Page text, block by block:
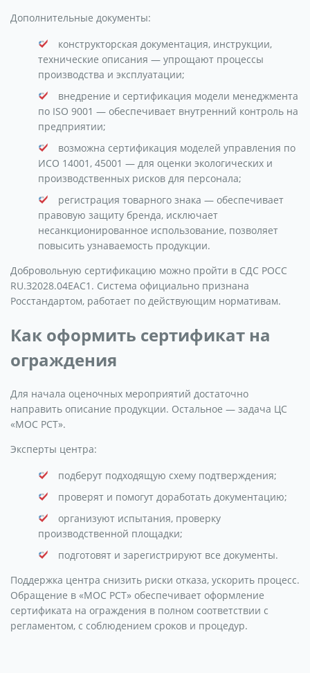
Дополнительные документы:
конструкторская документация, инструкции,
технические описания — упрощают процессы
производства и эксплуатации;
внедрение и сертификация модели менеджмента
по ISO 9001 — обеспечивает внутренний контроль на
предприятии;
возможна сертификация моделей управления по
ИСО 14001, 45001 — для оценки экологических и
производственных рисков для персонала;
регистрация товарного знака — обеспечивает
правовую защиту бренда, исключает
несанкционированное использование, позволяет
повысить узнаваемость продукции.
Добровольную сертификацию можно пройти в СДС РОСС
RU.З2028.04ЕАС1. Система официально признана
Росстандартом, работает по действующим нормативам.
Как оформить сертификат на
ограждения
Для начала оценочных мероприятий достаточно
направить описание продукции. Остальное — задача ЦС
«МОС РСТ».
Эксперты центра:
подберут подходящую схему подтверждения;
проверят и помогут доработать документацию;
организуют испытания, проверку
производственной площадки;
подготовят и зарегистрируют все документы.
Поддержка центра снизить риски отказа, ускорить процесс.
Обращение в «МОС РСТ» обеспечивает оформление
сертификата на ограждения в полном соответствии с
регламентом, с соблюдением сроков и процедур.